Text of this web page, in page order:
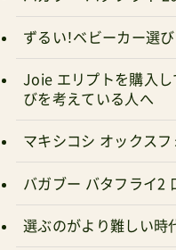
ずるい！ベビーカー選び
Joie エリプトを購入
びを考えている人へ
マキシコシ オックス
バガブー バタフライ2
選ぶのがより難しい時